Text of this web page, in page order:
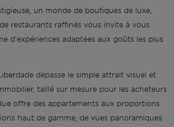
un monde de boutiques de luxe,
restaurants raffinés vous invite à vous
d'expériences adaptées aux goûts les plus
dépasse le simple attrait visuel et
taillé sur mesure pour les acheteurs
offre des appartements aux proportions
haut de gamme, de vues panoramiques